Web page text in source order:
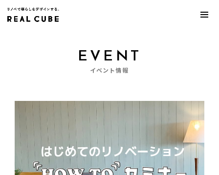
EVENT
イベント情報